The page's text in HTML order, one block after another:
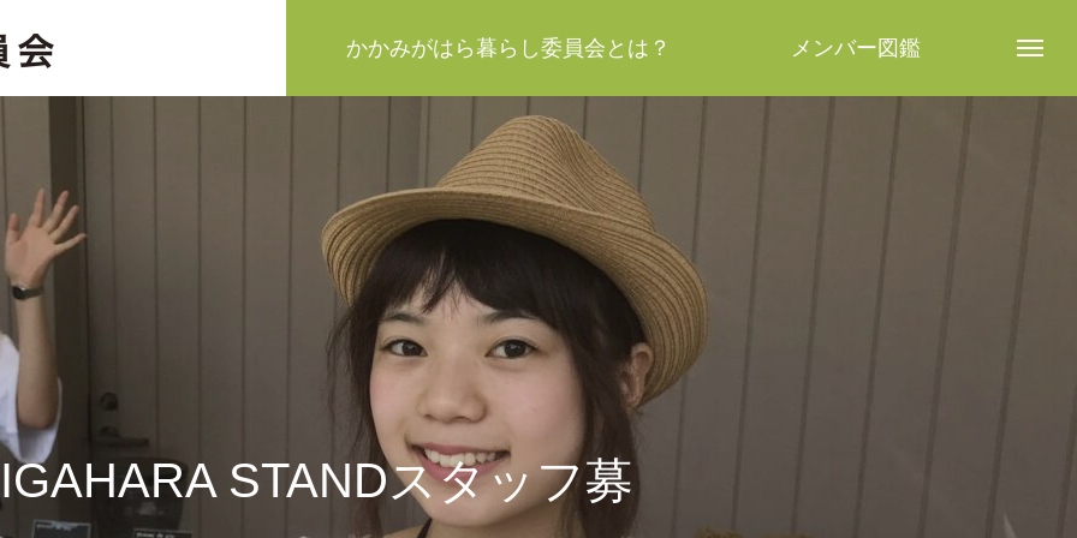
かかみがはら暮らし委員会とは？ メンバー図鑑
STANDスタッフ募